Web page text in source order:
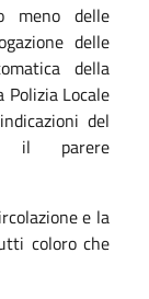
meno delle
delle
della
Polizia Locale
del
il parere
e la
coloro che